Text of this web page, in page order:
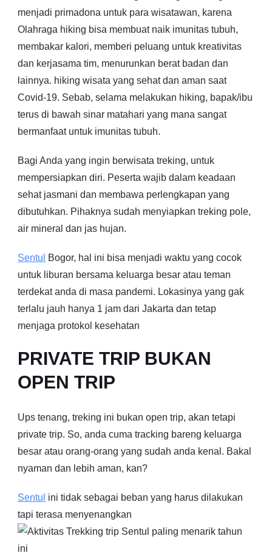
menjadi primadona untuk para wisatawan, karena
Olahraga hiking bisa membuat naik imunitas tubuh,
membakar kalori, memberi peluang untuk kreativitas
dan kerjasama tim, menurunkan berat badan dan
lainnya. hiking wisata yang sehat dan aman saat
Covid-19. Sebab, selama melakukan hiking, bapak/ibu
terus di bawah sinar matahari yang mana sangat
bermanfaat untuk imunitas tubuh.
Bagi Anda yang ingin berwisata treking, untuk
mempersiapkan diri. Peserta wajib dalam keadaan
sehat jasmani dan membawa perlengkapan yang
dibutuhkan. Pihaknya sudah menyiapkan treking pole,
air mineral dan jas hujan.
Sentul
Bogor, hal ini bisa menjadi waktu yang cocok
untuk liburan bersama keluarga besar atau teman
terdekat anda di masa pandemi. Lokasinya yang gak
terlalu jauh hanya 1 jam dari Jakarta dan tetap
menjaga protokol kesehatan
PRIVATE TRIP BUKAN
OPEN TRIP
Ups tenang, treking ini bukan open trip, akan tetapi
private trip. So, anda cuma tracking bareng keluarga
besar atau orang-orang yang sudah anda kenal. Bakal
nyaman dan lebih aman, kan?
Sentul ini tidak sebagai beban yang harus dilakukan
tapi terasa menyenangkan